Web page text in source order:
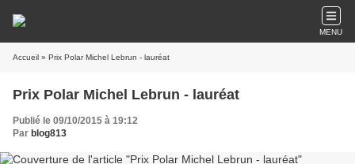
MENU
Accueil » Prix Polar Michel Lebrun - lauréat
Prix Polar Michel Lebrun - lauréat
Publié le 09/10/2015 à 19:12
Par blog813